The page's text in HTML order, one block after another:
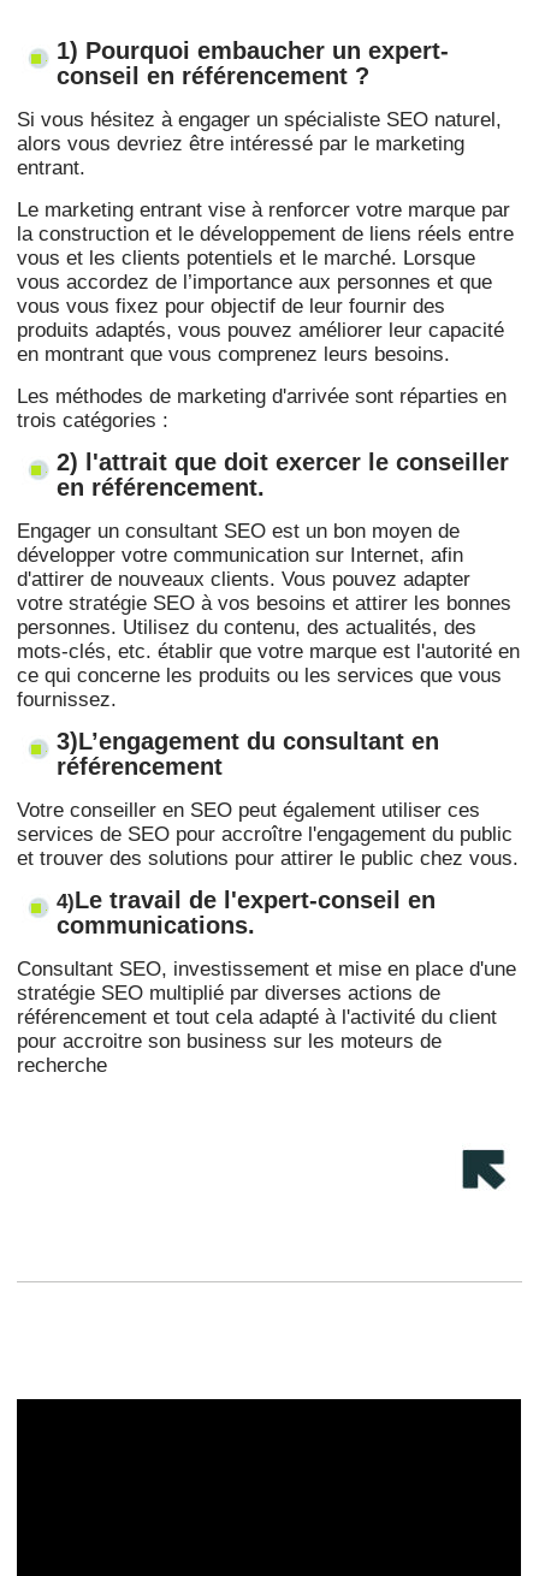
1) Pourquoi embaucher un expert-
conseil en référencement ?
Si vous hésitez à engager un spécialiste SEO naturel,
alors vous devriez être intéressé par le marketing
entrant.
Le marketing entrant vise à renforcer votre marque par
la construction et le développement de liens réels entre
vous et les clients potentiels et le marché. Lorsque
vous accordez de l’importance aux personnes et que
vous vous fixez pour objectif de leur fournir des
produits adaptés, vous pouvez améliorer leur capacité
en montrant que vous comprenez leurs besoins.
Les méthodes de marketing d'arrivée sont réparties en
trois catégories :
2) l'attrait que doit exercer le conseiller
en référencement.
Engager un consultant SEO est un bon moyen de
développer votre communication sur Internet, afin
d'attirer de nouveaux clients. Vous pouvez adapter
votre stratégie SEO à vos besoins et attirer les bonnes
personnes. Utilisez du contenu, des actualités, des
mots-clés, etc. établir que votre marque est l'autorité en
ce qui concerne les produits ou les services que vous
fournissez.
3)L’engagement du consultant en
référencement
Votre conseiller en SEO peut également utiliser ces
services de SEO pour accroître l'engagement du public
et trouver des solutions pour attirer le public chez vous.
4)Le travail de l'expert-conseil en
communications.
Consultant SEO, investissement et mise en place d'une
stratégie SEO multiplié par diverses actions de
référencement et tout cela adapté à l'activité du client
pour accroitre son business sur les moteurs de
recherche